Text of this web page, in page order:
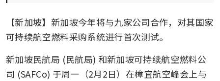
【新加坡】新加坡今年将与九家公司合作，对其国家
可持续航空燃料采购系统进行首次测试。
新加坡民航局 (民航局) 和新加坡可持续航空燃料公
司 (SAFCo) 于周一（2月2日）在樟宜航空峰会上与